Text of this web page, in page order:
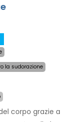
la sudorazione
corpo grazie a